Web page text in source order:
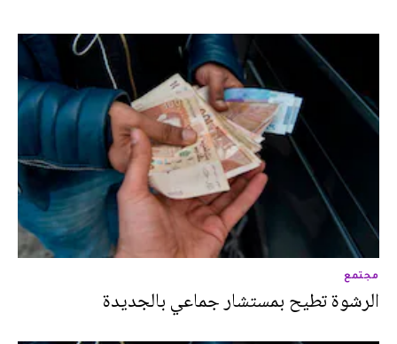
مجتمع
الرشوة تطيح بمستشار جماعي بالجديدة